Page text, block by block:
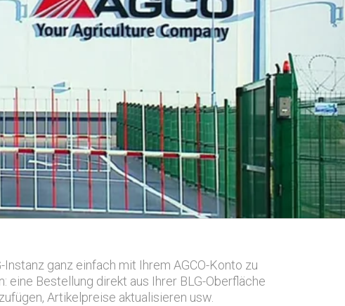
Instanz ganz einfach mit Ihrem AGCO-Konto zu
eine Bestellung direkt aus Ihrer BLG-Oberfläche
Artikelpreise aktualisieren usw.